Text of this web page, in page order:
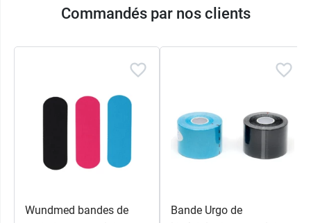
Commandés par nos clients
Wundmed bandes de
Bande Urgo de